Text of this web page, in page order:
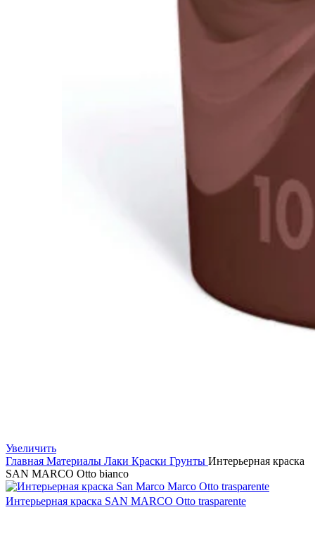
Увеличить
Главная Материалы Лаки Краски Грунты Интерьерная краска
SAN MARCO Otto bianco
Интерьерная краска SAN MARCO Otto trasparente